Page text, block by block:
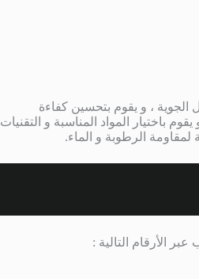
الجوية ، و يقوم بتحسين كفاءة
باختيار المواد المناسبة و التقنيات
لمقاومة الرطوبة و الماء.
عبر الأرقام التالية :